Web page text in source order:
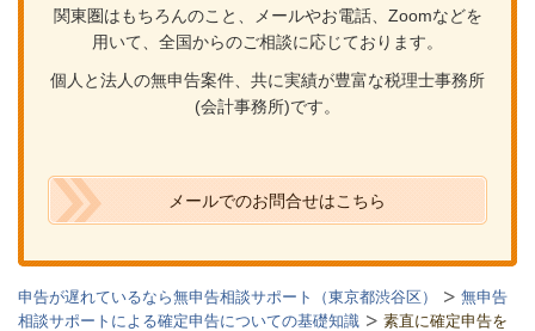
関東圏はもちろんのこと、メールやお電話、Zoomなどを
用いて、全国からのご相談に応じております。
個人と法人の無申告案件、共に実績が豊富な税理士事務所
(会計事務所)です。
メールでのお問合せはこちら
申告が遅れているなら無申告相談サポート（東京都渋谷区）
無申告
相談サポートによる確定申告についての基礎知識
素直に確定申告を